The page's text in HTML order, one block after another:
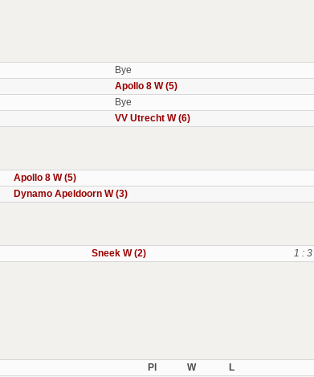
Bye
Apollo 8 W (5)
Bye
VV Utrecht W (6)
Apollo 8 W (5)
Dynamo Apeldoorn W (3)
Sneek W (2) 1 : 3
Pl W L